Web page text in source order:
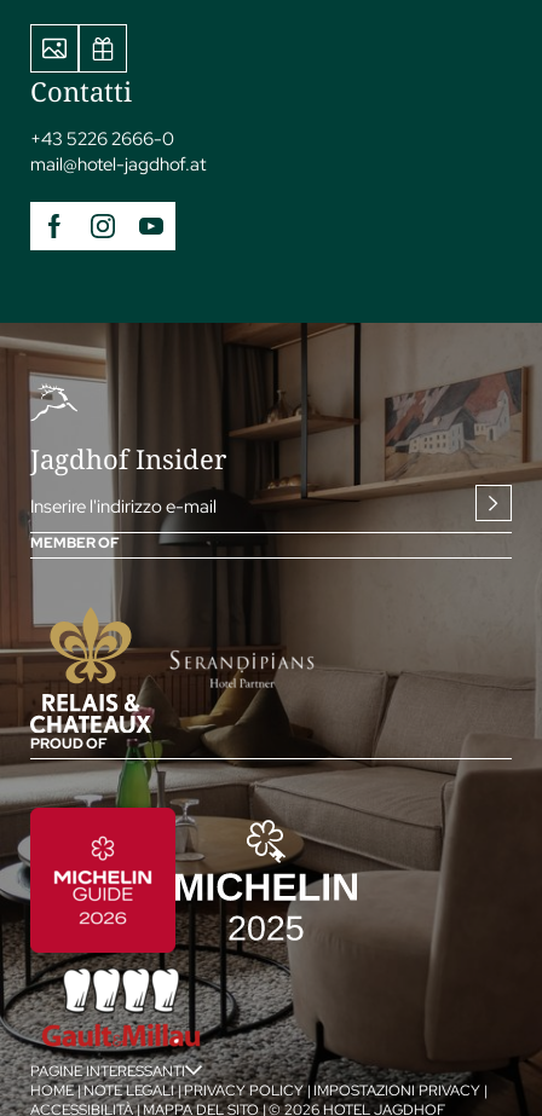
jSPA
Contatti
+43 5226 2666-0
mail@hotel-jagdhof.at
Jagdhof Insider
Inserire l'indirizzo e-mail
MEMBER OF
PROUD OF
PAGINE INTERESSANTI
HOME|NOTE LEGALI|PRIVACY POLICY|IMPOSTAZIONI PRIVACY |
ACCESSIBILITÀ|MAPPA DEL SITO|© 2026 HOTEL JAGDHOF